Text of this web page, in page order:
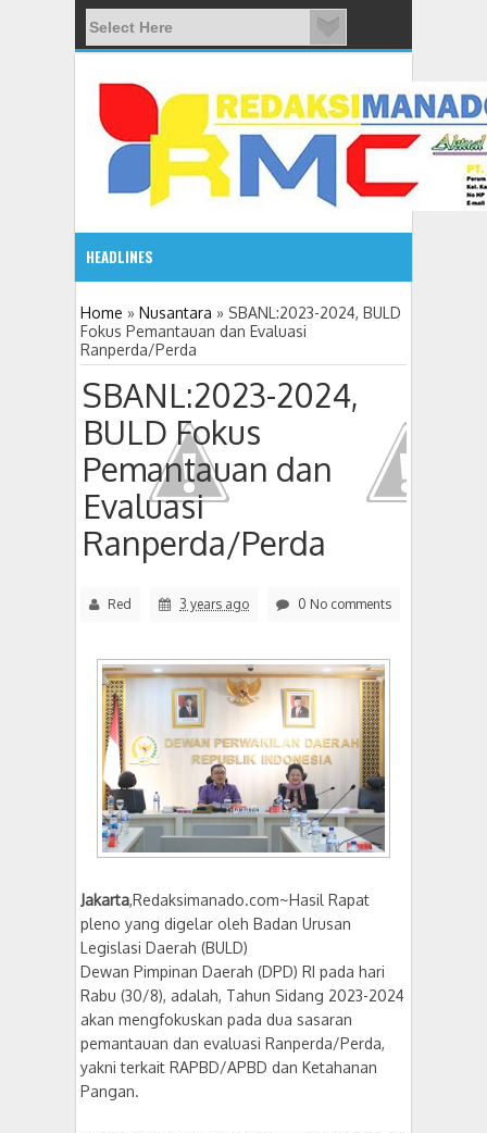
HEADLINES
08:03 AM
ADVETORIAL JONRU GANTIKAN MONO PIMPIN DPRD
Home » Nusantara » SBANL:2023-2024, BULD
Fokus Pemantauan dan Evaluasi
Ranperda/Perda
SBANL:2023-2024,
BULD Fokus
Pemantauan dan
Evaluasi
Ranperda/Perda
Red 3 years ago 0 No comments
Jakarta,Redaksimanado.com~Hasil Rapat
pleno yang digelar oleh Badan Urusan
Legislasi Daerah (BULD)
Dewan Pimpinan Daerah (DPD) RI pada hari
Rabu (30/8), adalah, Tahun Sidang 2023-2024
akan mengfokuskan pada dua sasaran
pemantauan dan evaluasi Ranperda/Perda,
yakni terkait RAPBD/APBD dan Ketahanan
Pangan.